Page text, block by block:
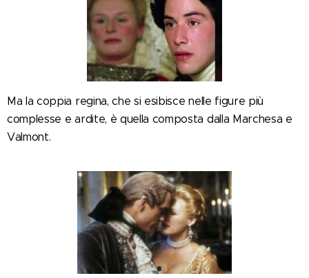
Ma la coppia regina, che si esibisce nelle figure più
complesse e ardite, è quella composta dalla Marchesa e
Valmont.